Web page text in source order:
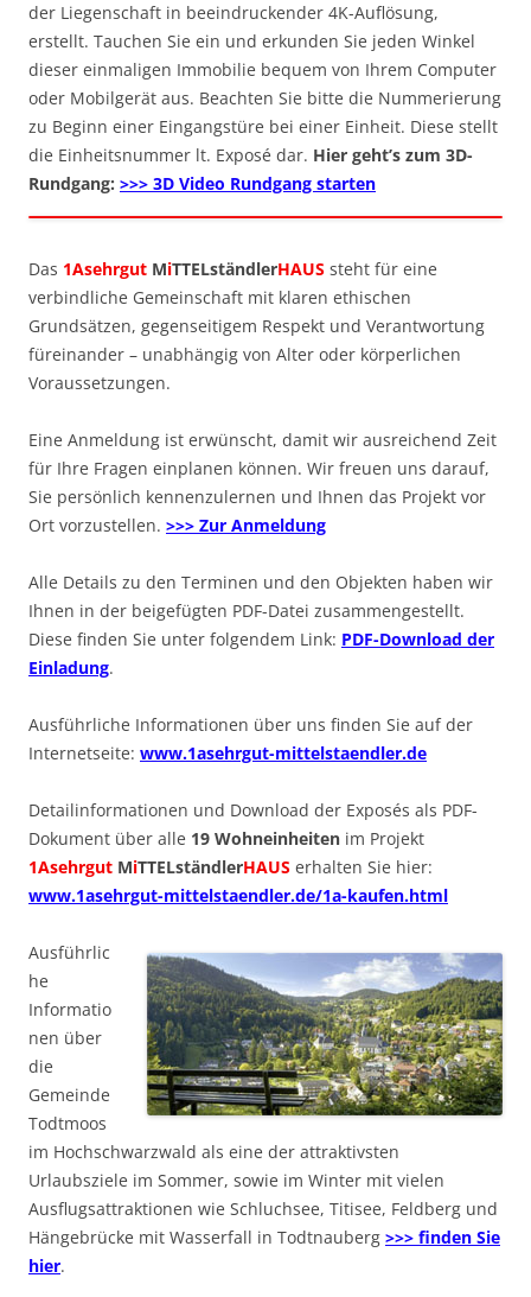
der Liegenschaft in beeindruckender 4K-Auflösung,
erstellt. Tauchen Sie ein und erkunden Sie jeden Winkel
dieser einmaligen Immobilie bequem von Ihrem Computer
oder Mobilgerät aus. Beachten Sie bitte die Nummerierung
zu Beginn einer Eingangstüre bei einer Einheit. Diese stellt
die Einheitsnummer lt. Exposé dar. Hier geht’s zum 3D-
Rundgang: >>> 3D Video Rundgang starten
Das 1Asehrgut MiTTELständlerHAUS steht für eine
verbindliche Gemeinschaft mit klaren ethischen
Grundsätzen, gegenseitigem Respekt und Verantwortung
füreinander – unabhängig von Alter oder körperlichen
Voraussetzungen.
Eine Anmeldung ist erwünscht, damit wir ausreichend Zeit
für Ihre Fragen einplanen können. Wir freuen uns darauf,
Sie persönlich kennenzulernen und Ihnen das Projekt vor
Ort vorzustellen. >>> Zur Anmeldung
Alle Details zu den Terminen und den Objekten haben wir
Ihnen in der beigefügten PDF-Datei zusammengestellt.
Diese finden Sie unter folgendem Link: PDF-Download der
Einladung.
Ausführliche Informationen über uns finden Sie auf der
Internetseite: www.1asehrgut-mittelstaendler.de
Detailinformationen und Download der Exposés als PDF-
Dokument über alle 19 Wohneinheiten im Projekt
1Asehrgut MiTTELständlerHAUS erhalten Sie hier:
www.1asehrgut-mittelstaendler.de/1a-kaufen.html
Ausführlic
he
Informatio
nen über
die
Gemeinde
Todtmoos
im Hochschwarzwald als eine der attraktivsten
Urlaubsziele im Sommer, sowie im Winter mit vielen
Ausflugsattraktionen wie Schluchsee, Titisee, Feldberg und
Hängebrücke mit Wasserfall in Todtnauberg >>> finden Sie
hier.